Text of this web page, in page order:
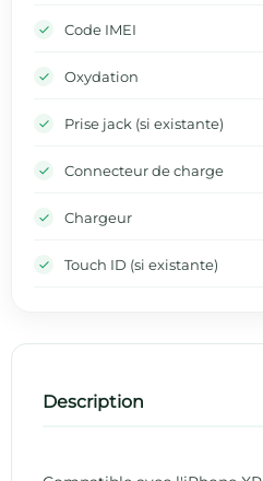
Code IMEI
Oxydation
Prise jack (si existante)
Connecteur de charge
Chargeur
Touch ID (si existante)
Description